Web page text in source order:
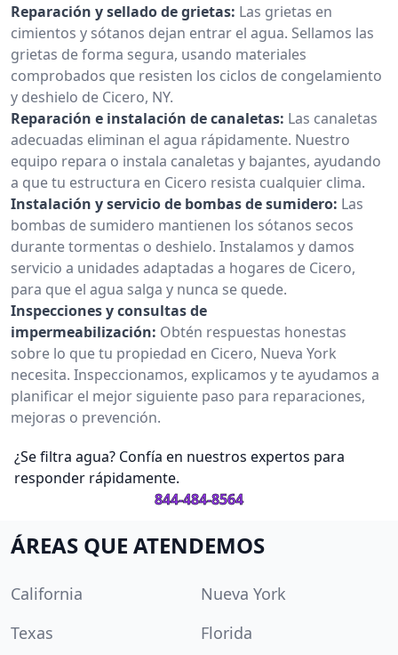
Reparación y sellado de grietas: Las grietas en
cimientos y sótanos dejan entrar el agua. Sellamos las
grietas de forma segura, usando materiales
comprobados que resisten los ciclos de congelamiento
y deshielo de Cicero, NY.
Reparación e instalación de canaletas: Las canaletas
adecuadas eliminan el agua rápidamente. Nuestro
equipo repara o instala canaletas y bajantes, ayudando
a que tu estructura en Cicero resista cualquier clima.
Instalación y servicio de bombas de sumidero: Las
bombas de sumidero mantienen los sótanos secos
durante tormentas o deshielo. Instalamos y damos
servicio a unidades adaptadas a hogares de Cicero,
para que el agua salga y nunca se quede.
Inspecciones y consultas de
impermeabilización: Obtén respuestas honestas
sobre lo que tu propiedad en Cicero, Nueva York
necesita. Inspeccionamos, explicamos y te ayudamos a
planificar el mejor siguiente paso para reparaciones,
mejoras o prevención.
¿Se filtra agua? Confía en nuestros expertos para
responder rápidamente.
844-484-8564
ÁREAS QUE ATENDEMOS
California
Nueva York
Texas
Florida